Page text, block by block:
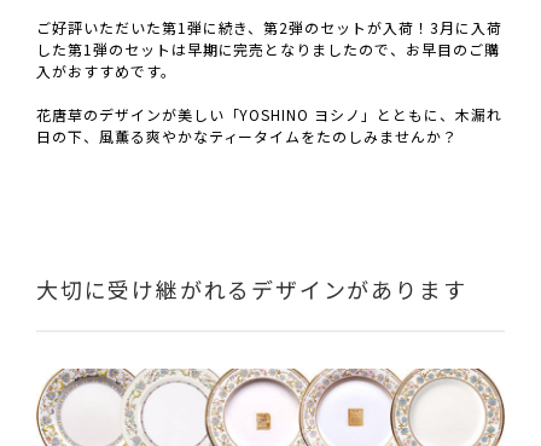
ご好評いただいた第1弾に続き、第2弾のセットが入荷！3月に入荷
した第1弾のセットは早期に完売となりましたので、お早目のご購
入がおすすめです。
花唐草のデザインが美しい「YOSHINO ヨシノ」とともに、木漏れ
日の下、風薫る爽やかなティータイムをたのしみませんか？
大切に受け継がれるデザインがあります